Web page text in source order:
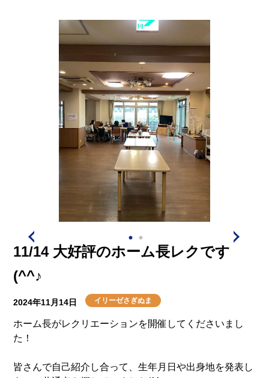
11/14 大好評のホーム長レクです
(^^♪
2024年11月14日 イリーゼさぎぬま
ホーム長がレクリエーションを開催してくださいまし
た！
皆さんで自己紹介し合って、生年月日や出身地を発表し